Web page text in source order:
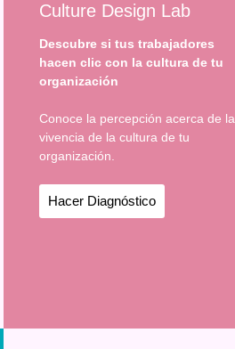
Culture Design Lab
Descubre si tus trabajadores
hacen clic con la cultura de tu
organización
Conoce la percepción acerca de la
vivencia de la cultura de tu
organización.
Hacer Diagnóstico